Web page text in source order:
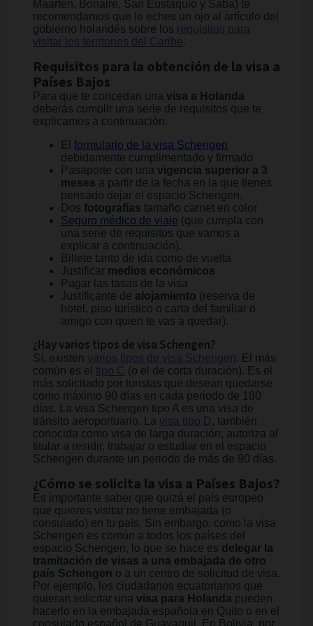
Maarten, Bonaire, San Eustaquio y Saba) te
recomendamos que le eches un ojo al artículo del
gobierno holandés sobre los requisitos para
visitar los territorios del Caribe.
Requisitos para la obtención de la visa a
Países Bajos
Para que te concedan una visa a Holanda
deberás cumplir una serie de requisitos que te
explicamos a continuación.
El formulario de la visa Schengen
debidamente cumplimentado y firmado
Pasaporte con una vigencia superior a 3
meses a partir de la fecha en la que tienes
pensado dejar el espacio Schengen.
Dos fotografías tamaño carnet en color
Seguro médico de viaje (que cumpla con
una serie de requisitos que vamos a
explicar a continuación).
Billete tanto de ida como de vuelta
Justificar medios económicos
Pagar las tasas de la visa
Justificante de alojamiento (reserva de
hotel, piso turístico o carta del familiar o
amigo con quien te vas a quedar).
¿Hay varios tipos de visa Schengen?
Sí, existen varios tipos de visa Schengen
. El más
común es el tipo C (o el de corta duración). Es el
más solicitado por turistas que desean quedarse
como máximo 90 días en cada periodo de 180
días. La visa Schengen tipo A es una visa de
tránsito aeroportuario. La visa tipo D , también
conocida como visa de larga duración, autoriza al
titular a residir, trabajar o estudiar en el espacio
Schengen durante un periodo de más de 90 días.
¿Cómo se solicita la visa a Países Bajos?
Es importante saber que quizá el país europeo
que quieres visitar no tiene embajada (o
consulado) en tu país. Sin embargo, como la visa
Schengen es común a todos los países del
espacio Schengen, lo que se hace es delegar la
tramitación de visas a una embajada de otro
país Schengen o a un centro de solicitud de visa.
Por ejemplo, los ciudadanos ecuatorianos que
quieran solicitar una visa para Holanda pueden
hacerlo en la embajada española en Quito o en el
consulado español de Guayaquil. En Bolivia, por